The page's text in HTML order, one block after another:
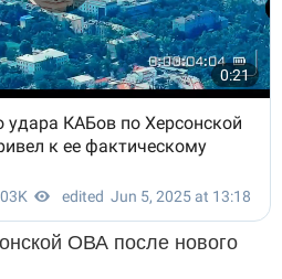
ОВА после нового